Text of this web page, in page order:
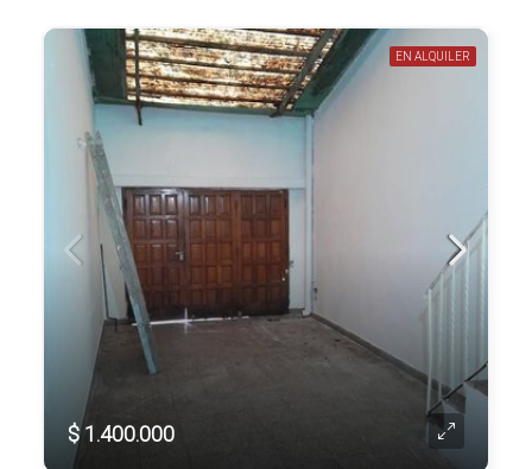
EN ALQUILER
$ 1.400.000